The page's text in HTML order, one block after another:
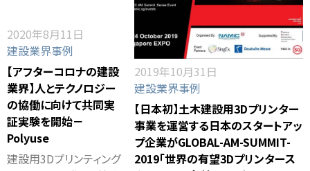
2020年8月11日
建設業界事例
【アフターコロナの建設
業界】人とテクノロジー
の協働に向けて共同実
証実験を開始－
Polyuse
建設用3Dプリンティング
2019年10月31日
建設業界事例
【日本初】土木建設用3Dプリンター
事業を運営する日本のスタートアッ
プ企業がGLOBAL-AM-SUMMIT-
2019「世界の有望3Dプリンタース